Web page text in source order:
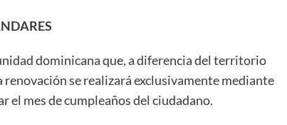
dominicana que, a diferencia del territorio
renovación se realizará exclusivamente mediante
el mes de cumpleaños del ciudadano.